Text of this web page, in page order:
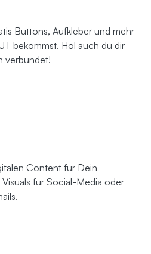
Buttons, Aufkleber und mehr
bekommst. Hol auch du dir
verbündet!
Content für Dein
für Social-Media oder